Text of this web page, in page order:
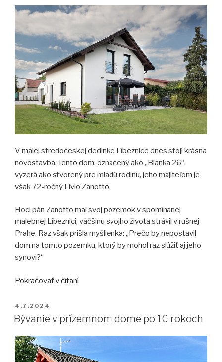
V malej stredočeskej dedinke Líbeznice dnes stojí krásna
novostavba. Tento dom, označený ako „Blanka 26“,
vyzerá ako stvorený pre mladú rodinu, jeho majiteľom je
však 72-ročný Livio Zanotto.
Hoci pán Zanotto mal svoj pozemok v spomínanej
malebnej Líbeznici, väčšinu svojho života strávil v rušnej
Prahe. Raz však prišla myšlienka: „Prečo by nepostavil
dom na tomto pozemku, ktorý by mohol raz slúžiť aj jeho
synovi?“
Pokračovať v čítaní„Dom
vo
veku“
PUBLIKOVANÉ
4.7.2024
Bývanie v prízemnom dome po 10 rokoch